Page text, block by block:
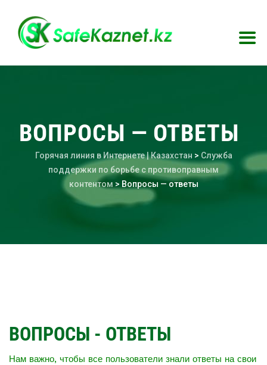
ВОПРОСЫ — ОТВЕТЫ
Горячая линия в Интернете | Казахстан > Служба
поддержки по борьбе с противоправным
контентом > Вопросы — ответы
ВОПРОСЫ - ОТВЕТЫ
Нам важно, чтобы все пользователи знали ответы на свои